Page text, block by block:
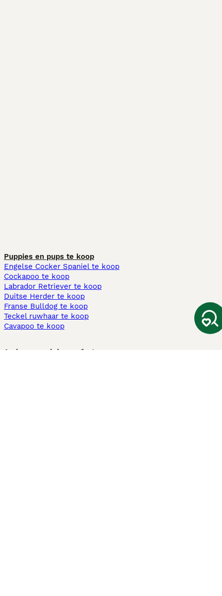
Puppies en pups te koop
Engelse Cocker Spaniel te koop
Cockapoo te koop
Labrador Retriever te koop
Duitse Herder te koop
Franse Bulldog te koop
Teckel ruwhaar te koop
Cavapoo te koop
Andere populaire pagina's